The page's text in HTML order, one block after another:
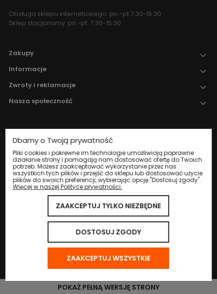
Obsługa sklepu internetowego: pn.-pt 7.30-15.30
Sklep stacjonarny: pn.-pt. 7.30-15.30
Zakupy
Informacje
Zwroty i reklamacje
Nasza społeczność
Nadzór nad obrotem produktami
leczniczymi weterynaryjnymi sprawuje
Wojewódzki Inspektorat Weterynarii w
Katowicach.
© 2024 Eco Life Group. Wszystkie prawa zastrzeżone.
POKAŻ PEŁNĄ WERSJĘ STRONY
Dbamy o Twoją prywatność
Pliki cookies i pokrewne im technologie umożliwiają poprawne
działanie strony i pomagają nam dostosować ofertę do Twoich
potrzeb. Możesz zaakceptować wykorzystanie przez nas
wszystkich tych plików i przejść do sklepu lub dostosować użycie
plików do swoich preferencji, wybierając opcję "Dostosuj zgody".
Więcej w naszej Polityce prywatności.
ZAAKCEPTUJ TYLKO NIEZBĘDNE
DOSTOSUJ ZGODY
ZAAKCEPTUJ WSZYSTKIE